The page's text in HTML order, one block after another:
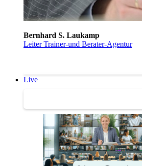
Bernhard S. Laukamp
Leiter Trainer-und Berater-Agentur
Live